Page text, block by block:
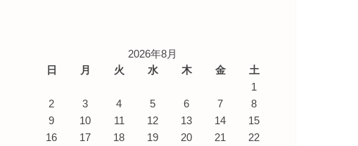
2026年8月
日
月 火 水 木 金
土
1
2
3 4 5 6 7
8
9
10 11 12 13 14
15
16
17 18 19 20 21 22